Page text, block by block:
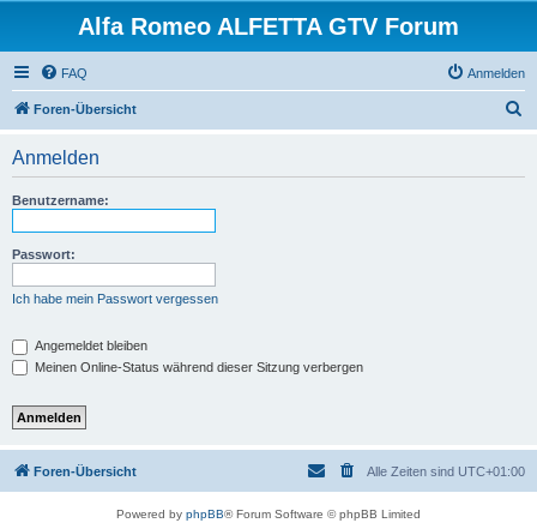
Alfa Romeo ALFETTA GTV Forum
FAQ Anmelden
Foren-Übersicht
Anmelden
Benutzername:
Passwort:
Ich habe mein Passwort vergessen
Angemeldet bleiben
Meinen Online-Status während dieser Sitzung verbergen
Foren-Übersicht Alle Zeiten sind UTC+01:00
Powered by phpBB® Forum Software © phpBB Limited